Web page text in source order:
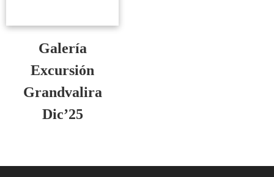
Galería
Excursión
Grandvalira
Dic’25